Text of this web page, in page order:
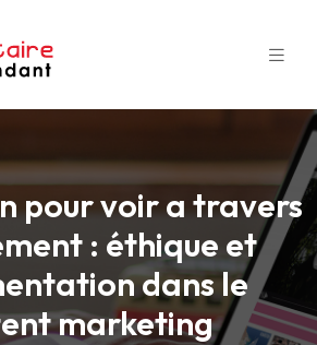
pour voir a travers
: éthique et
dans le
marketing